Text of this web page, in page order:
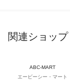
関連ショップ
ABC-MART
エービーシー・マート